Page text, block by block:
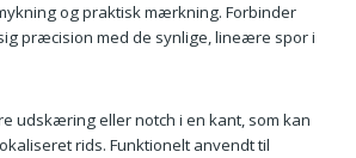
og praktisk mærkning. Forbinder
præcision med de synlige, lineære spor i
udskæring eller notch i en kant, som kan
rids. Funktionelt anvendt til